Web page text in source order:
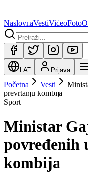
NaslovnaVestiVideoFoto
LAT Prijava
Početna Vesti
prevrtanju kombija
Sport
Ministar
povređenih
kombija